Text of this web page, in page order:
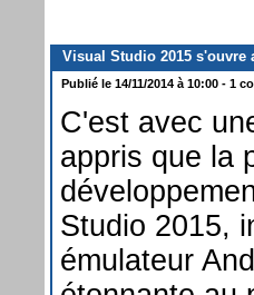
Visual Studio 2015 s'ouvre
Publié le 14/11/2014 à 10:00 - 1
C'est avec
appris que la
Studio 2015,
émulateur